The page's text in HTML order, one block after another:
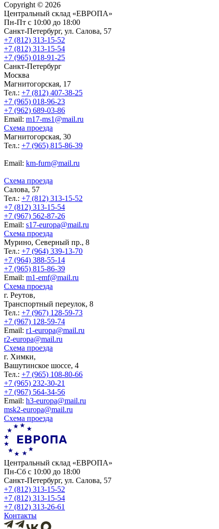
Copyright © 2026
Центральный склад «ЕВРОПА»
Пн-Пт с 10:00 до 18:00
Санкт-Петербург, ул. Салова, 57
+7 (812) 313-15-52
+7 (812) 313-15-54
+7 (965) 018-91-25
Санкт-Петербург
Москва
Магнитогорская, 17
Тел.: +7 (812) 407-38-25
+7 (965) 018-96-23
+7 (962) 689-03-86
Еmail: m17-ms1@mail.ru
Схема проезда
Магнитогорская, 30
Тел.: +7 (965) 815-86-39
Еmail: km-furn@mail.ru
Схема проезда
Салова, 57
Тел.: +7 (812) 313-15-52
+7 (812) 313-15-54
+7 (967) 562-87-26
Еmail: s17-europa@mail.ru
Схема проезда
Мурино, Северный пр., 8
Тел.: +7 (964) 339-13-70
+7 (964) 388-55-14
+7 (965) 815-86-39
Еmail: m1-emf@mail.ru
Схема проезда
г. Реутов,
Транспортный переулок, 8
Тел.: +7 (967) 128-59-73
+7 (967) 128-59-74
Еmail: r1-europa@mail.ru
r2-europa@mail.ru
Схема проезда
г. Химки,
Вашутинское шоссе, 4
Тел.: +7 (965) 108-80-66
+7 (965) 232-30-21
+7 (967) 564-34-56
Еmail: h3-europa@mail.ru
msk2-europa@mail.ru
Схема проезда
Центральный склад «ЕВРОПА»
Пн-Сб с 10:00 до 18:00
Санкт-Петербург, ул. Салова, 57
+7 (812) 313-15-52
+7 (812) 313-15-54
+7 (812) 313-26-61
Контакты